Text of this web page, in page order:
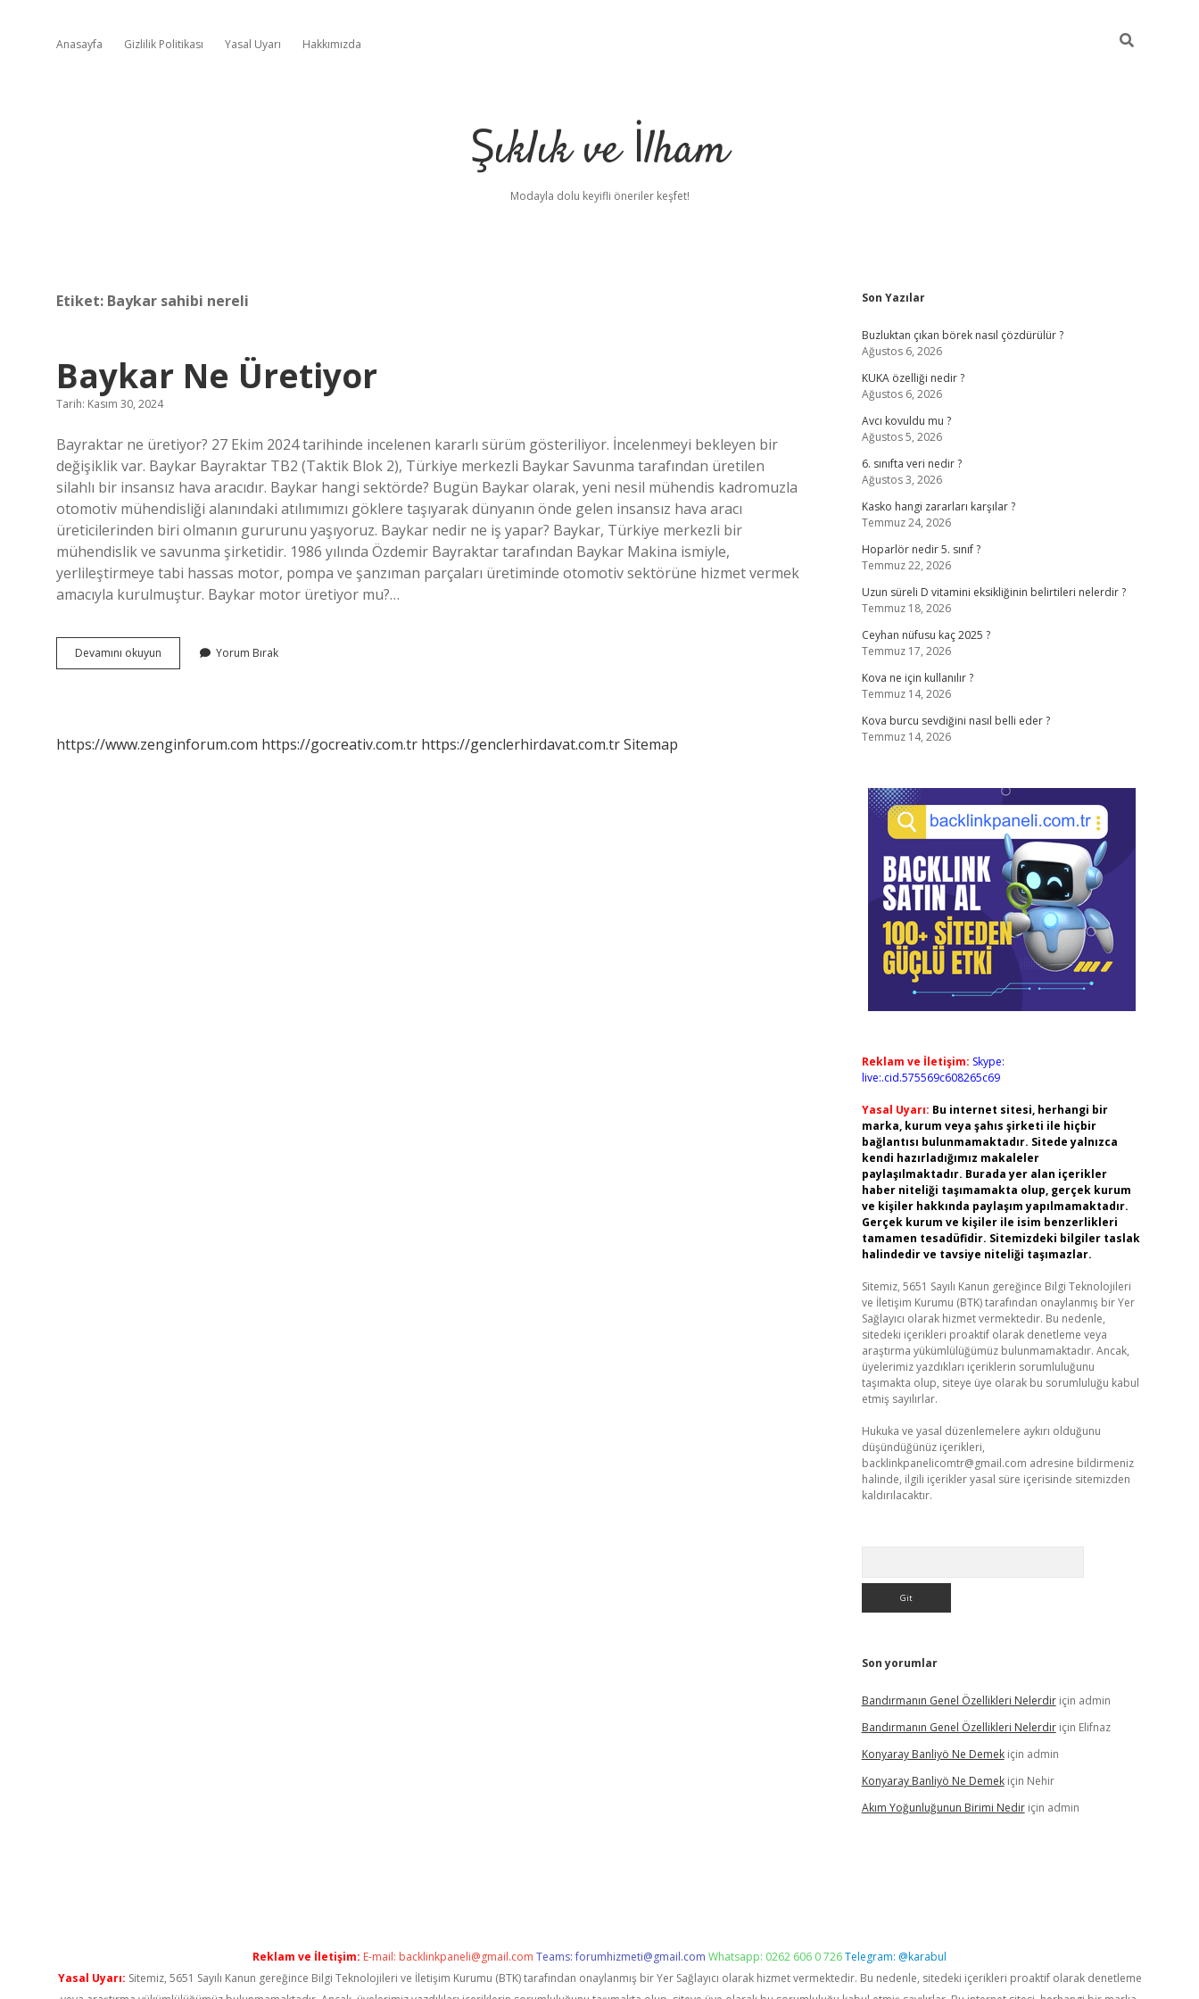
Anasayfa Gizlilik Politikası Yasal Uyarı Hakkımızda
Şıklık ve İlham
Modayla dolu keyifli öneriler keşfet!
Etiket: Baykar sahibi nereli
Baykar Ne Üretiyor
Tarih: Kasım 30, 2024
Bayraktar ne üretiyor? 27 Ekim 2024 tarihinde incelenen kararlı sürüm gösteriliyor. İncelenmeyi bekleyen bir
değişiklik var. Baykar Bayraktar TB2 (Taktik Blok 2), Türkiye merkezli Baykar Savunma tarafından üretilen
silahlı bir insansız hava aracıdır. Baykar hangi sektörde? Bugün Baykar olarak, yeni nesil mühendis kadromuzla
otomotiv mühendisliği alanındaki atılımımızı göklere taşıyarak dünyanın önde gelen insansız hava aracı
üreticilerinden biri olmanın gururunu yaşıyoruz. Baykar nedir ne iş yapar? Baykar, Türkiye merkezli bir
mühendislik ve savunma şirketidir. 1986 yılında Özdemir Bayraktar tarafından Baykar Makina ismiyle,
yerlileştirmeye tabi hassas motor, pompa ve şanzıman parçaları üretiminde otomotiv sektörüne hizmet vermek
amacıyla kurulmuştur. Baykar motor üretiyor mu?…
Devamını okuyun
Ne
Yorum Bırak
https://www.zenginforum.com https://gocreativ.com.tr https://genclerhirdavat.com.trSitemap
Sidebar
Son Yazılar
Buzluktan çıkan börek nasıl çözdürülür ?
Ağustos 6, 2026
KUKA özelliği nedir ?
Ağustos 6, 2026
Avcı kovuldu mu ?
Ağustos 5, 2026
6. sınıfta veri nedir ?
Ağustos 3, 2026
Kasko hangi zararları karşılar ?
Temmuz 24, 2026
Hoparlör nedir 5. sınıf ?
Temmuz 22, 2026
Uzun süreli D vitamini eksikliğinin belirtileri nelerdir ?
Temmuz 18, 2026
Ceyhan nüfusu kaç 2025 ?
Temmuz 17, 2026
Kova ne için kullanılır ?
Temmuz 14, 2026
Kova burcu sevdiğini nasıl belli eder ?
Temmuz 14, 2026
Reklam ve İletişim: Skype:
live:.cid.575569c608265c69
Yasal Uyarı: Bu internet sitesi, herhangi bir
marka, kurum veya şahıs şirketi ile hiçbir
bağlantısı bulunmamaktadır. Sitede yalnızca
kendi hazırladığımız makaleler
paylaşılmaktadır. Burada yer alan içerikler
haber niteliği taşımamakta olup, gerçek kurum
ve kişiler hakkında paylaşım yapılmamaktadır.
Gerçek kurum ve kişiler ile isim benzerlikleri
tamamen tesadüfidir. Sitemizdeki bilgiler taslak
halindedir ve tavsiye niteliği taşımazlar.
Sitemiz, 5651 Sayılı Kanun gereğince Bilgi Teknolojileri
ve İletişim Kurumu (BTK) tarafından onaylanmış bir Yer
Sağlayıcı olarak hizmet vermektedir. Bu nedenle,
sitedeki içerikleri proaktif olarak denetleme veya
araştırma yükümlülüğümüz bulunmamaktadır. Ancak,
üyelerimiz yazdıkları içeriklerin sorumluluğunu
taşımakta olup, siteye üye olarak bu sorumluluğu kabul
etmiş sayılırlar.
Hukuka ve yasal düzenlemelere aykırı olduğunu
düşündüğünüz içerikleri,
backlinkpanelicomtr@gmail.com adresine bildirmeniz
halinde, ilgili içerikler yasal süre içerisinde sitemizden
kaldırılacaktır.
Son yorumlar
Bandırmanın Genel Özellikleri Nelerdiriçin admin
Bandırmanın Genel Özellikleri Nelerdiriçin Elifnaz
Konyaray Banliyö Ne Demekiçin admin
Konyaray Banliyö Ne Demekiçin Nehir
Akım Yoğunluğunun Birimi Nediriçin admin
Reklam ve İletişim: E-mail: backlinkpaneli@gmail.com Teams:forumhizmeti@gmail.com Whatsapp: 0262 606 0 726Telegram: @karabul
Yasal Uyarı: Sitemiz, 5651 Sayılı Kanun gereğince Bilgi Teknolojileri ve İletişim Kurumu (BTK) tarafından onaylanmış bir Yer Sağlayıcı olarak hizmet vermektedir. Bu nedenle, sitedeki içerikleri proaktif olarak denetleme